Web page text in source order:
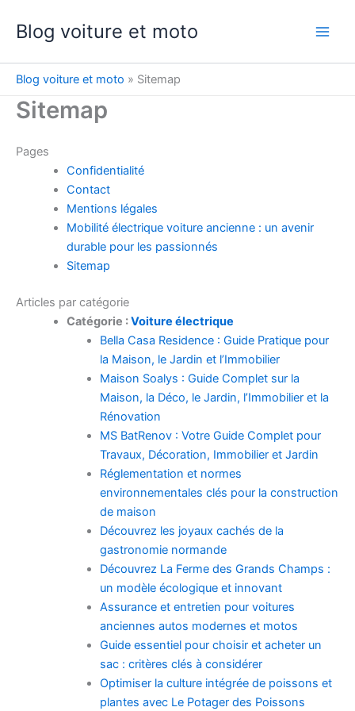
Blog voiture et moto
Blog voiture et moto » Sitemap
Sitemap
Pages
Confidentialité
Contact
Mentions légales
Mobilité électrique voiture ancienne : un avenir
durable pour les passionnés
Sitemap
Articles par catégorie
Catégorie :Voiture électrique
Bella Casa Residence : Guide Pratique pour
la Maison, le Jardin et l’Immobilier
Maison Soalys : Guide Complet sur la
Maison, la Déco, le Jardin, l’Immobilier et la
Rénovation
MS BatRenov : Votre Guide Complet pour
Travaux, Décoration, Immobilier et Jardin
Réglementation et normes
environnementales clés pour la construction
de maison
Découvrez les joyaux cachés de la
gastronomie normande
Découvrez La Ferme des Grands Champs :
un modèle écologique et innovant
Assurance et entretien pour voitures
anciennes autos modernes et motos
Guide essentiel pour choisir et acheter un
sac : critères clés à considérer
Optimiser la culture intégrée de poissons et
plantes avec Le Potager des Poissons